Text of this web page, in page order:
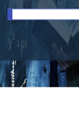
INVESTIGACIÓN
RRHH